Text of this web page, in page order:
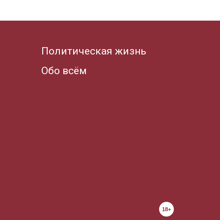
Политическая жизнь
Обо всём
18+